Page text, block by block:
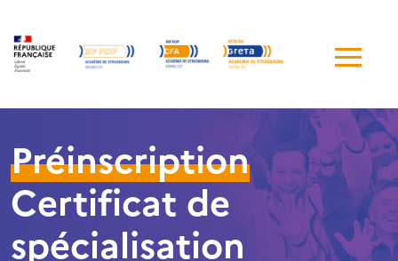
de
Préinscription
Certificat de
spécialisation